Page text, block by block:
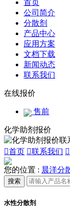
首页
公司简介
分散剂
产品中心
应用方案
文档下载
新闻动态
联系我们
在线报价
售前
化学助剂报价
首页 联系我们 
您的位置 : 晨洋分
搜索
水性分散剂